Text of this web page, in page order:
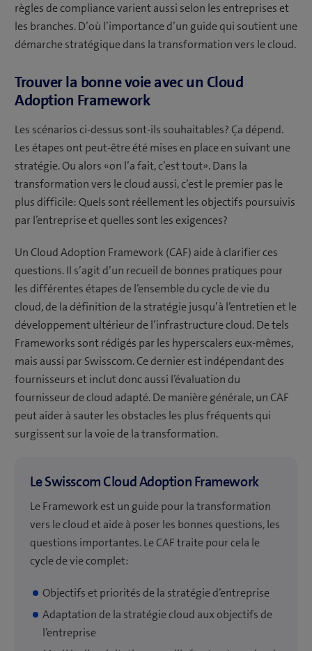
règles de compliance varient aussi selon les entreprises et
les branches. D’où l’importance d’un guide qui soutient une
démarche stratégique dans la transformation vers le cloud.
Trouver la bonne voie avec un Cloud
Adoption Framework
Les scénarios ci-dessus sont-ils souhaitables? Ça dépend.
Les étapes ont peut-être été mises en place en suivant une
stratégie. Ou alors «on l’a fait, c’est tout». Dans la
transformation vers le cloud aussi, c’est le premier pas le
plus difficile: Quels sont réellement les objectifs poursuivis
par l’entreprise et quelles sont les exigences?
Un Cloud Adoption Framework (CAF) aide à clarifier ces
questions. Il s’agit d’un recueil de bonnes pratiques pour
les différentes étapes de l’ensemble du cycle de vie du
cloud, de la définition de la stratégie jusqu’à l’entretien et le
développement ultérieur de l’infrastructure cloud. De tels
Frameworks sont rédigés par les hyperscalers eux-mêmes,
mais aussi par Swisscom. Ce dernier est indépendant des
fournisseurs et inclut donc aussi l’évaluation du
fournisseur de cloud adapté. De manière générale, un CAF
peut aider à sauter les obstacles les plus fréquents qui
surgissent sur la voie de la transformation.
Le Swisscom Cloud Adoption Framework
Le Framework est un guide pour la transformation
vers le cloud et aide à poser les bonnes questions, les
questions importantes. Le CAF traite pour cela le
cycle de vie complet:
Objectifs et priorités de la stratégie d’entreprise
Adaptation de la stratégie cloud aux objectifs de
l’entreprise